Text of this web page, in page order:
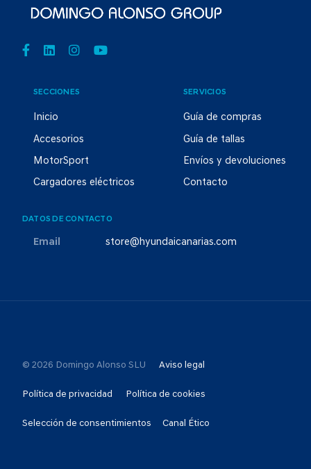
SECCIONES
Inicio
Accesorios
MotorSport
Cargadores eléctricos
SERVICIOS
Guía de compras
Guía de tallas
Envíos y devoluciones
Contacto
DATOS DE CONTACTO
Email store@hyundaicanarias.com
© 2026 Domingo Alonso SLU Aviso legal
Política de privacidad Política de cookies
Selección de consentimientos Canal Ético